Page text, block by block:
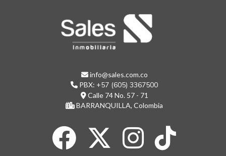
info@sales.com.co
PBX: +57 (605) 3367500
Calle 74 No. 57 - 71
BARRANQUILLA, Colombia